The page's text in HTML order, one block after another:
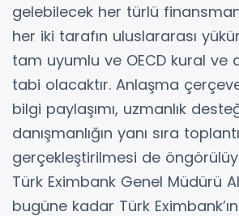
gelebilecek her türlü
her iki tarafın uluslararası
tam uyumlu ve OECD kural ve
tabi olacaktır. Anlaşma
bilgi paylaşımı, uzmanlık
danışmanlığın yanı sıra
gerçekleştirilmesi de
Türk Eximbank Genel Müdürü
bugüne kadar Türk